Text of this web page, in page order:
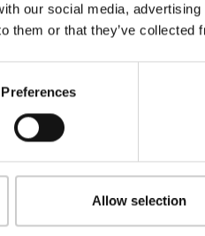
our social media,
them or that they’ve
Preferences
Allow selection
100,00 kHz